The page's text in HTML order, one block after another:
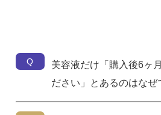
Q
美容液だけ「購入後6ヶ
ださい」とあるのはなぜ